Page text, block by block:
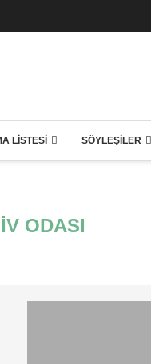
LISTESI SÖYLEŞILER
ODASI